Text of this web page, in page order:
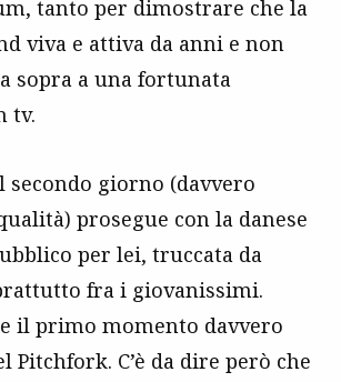
tanto per dimostrare che la
viva e attiva da anni e non
sopra a una fortunata
tv.
secondo giorno (davvero
prosegue con la danese
per lei, truccata da
fra i giovanissimi.
il primo momento davvero
Pitchfork. C’è da dire però che